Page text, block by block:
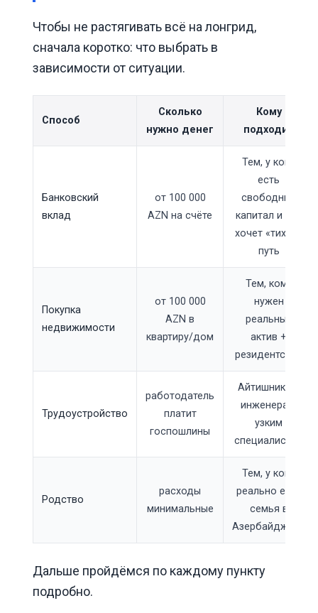
Чтобы не растягивать всё на лонгрид,
сначала коротко: что выбрать в
зависимости от ситуации.
Способ
Сколько
нужно денег
Кому
подходит
Банковский
вклад
от 100 000
AZN на счёте
Тем, у кого
есть
свободный
капитал и кто
хочет «тихий»
путь
Покупка
недвижимости
от 100 000
AZN в
квартиру/дом
Тем, кому
нужен
реальный
актив +
резидентство
Трудоустройство
работодатель
платит
госпошлины
Айтишникам,
инженерам,
узким
специалистам
Родство
расходы
минимальные
Тем, у кого
реально есть
семья в
Азербайджане
Дальше пройдёмся по каждому пункту
подробно.